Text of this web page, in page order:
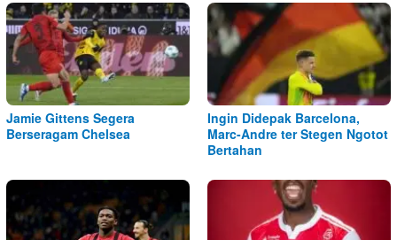
Jamie Gittens Segera
Berseragam Chelsea
Ingin Didepak Barcelona,
Marc-Andre ter Stegen Ngotot
Bertahan